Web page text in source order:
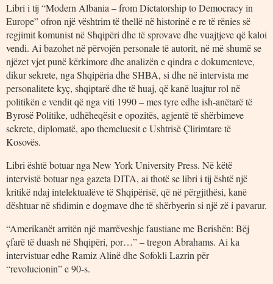
Libri i tij “Modern Albania – from Dictatorship to Democracy in
Europe” ofron një vështrim të thellë në historinë e re të rënies së
regjimit komunist në Shqipëri dhe të sprovave dhe vuajtjeve që kaloi
vendi. Ai bazohet në përvojën personale të autorit, në më shumë se
njëzet vjet punë kërkimore dhe analizën e qindra e dokumenteve,
dikur sekrete, nga Shqipëria dhe SHBA, si dhe në intervista me
personalitete kyç, shqiptarë dhe të huaj, që kanë luajtur rol në
politikën e vendit që nga viti 1990 – mes tyre edhe ish-anëtarë të
Byrosë Politike, udhëheqësit e opozitës, agjentë të shërbimeve
sekrete, diplomatë, apo themeluesit e Ushtrisë Çlirimtare të
Kosovës.
Libri është botuar nga New York University Press. Në këtë
intervistë botuar nga gazeta DITA, ai thotë se libri i tij është një
kritikë ndaj intelektualëve të Shqipërisë, që në përgjithësi, kanë
dështuar në sfidimin e dogmave dhe të shërbyerin si një zë i pavarur.
“Amerikanët arritën një marrëveshje faustiane me Berishën: Bëj
çfarë të duash në Shqipëri, por…” – tregon Abrahams. Ai ka
intervistuar edhe Ramiz Alinë dhe Sofokli Lazrin për
“revolucionin” e 90-s.